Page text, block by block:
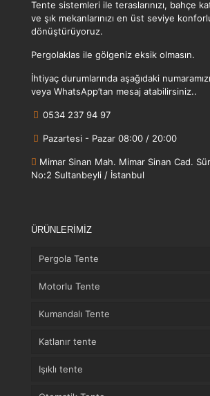
Tente sistemleri ile teraslarınızı, bahçe
ve şık mekanlarınızı en üst seviye
dönüştürüyoruz.
Pergolaklas ile gölgeniz eksik olmasın.
İhtiyaç durumlarında aşağıdaki
veya WhatsApp’tan mesaj atabilirsiniz..
0534 237 94 97
Pazartesi - Pazar 08:00 / 20:00
Mimar Sinan Mah. Mimar Sinan Cad.
No:2 Sultanbeyli / İstanbul
ÜRÜNLERİMİZ
Pergola Tente
Motorlu Tente
Kumandalı Tente
Katlanır tente
Işıklı tente